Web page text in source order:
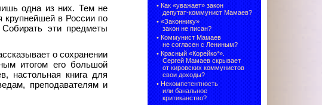
одна из них. Тем не
крупнейшей в России по
эти предметы
о сохранении
итогом его большой
настольная книга для
преподавателям и
• Как «уважает» закон
депутат-коммунист Мамаев?
• «Законнику»
закон не писан?
• Коммунист Мамаев
не согласен с Лениным?
• Красный «Корейко*».
Сергей Мамаев скрывает
от кировских коммунистов
свои доходы?
• Некомпетентность
или банальное
критиканство?